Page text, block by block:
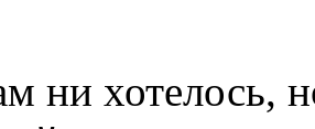
ни хотелось,